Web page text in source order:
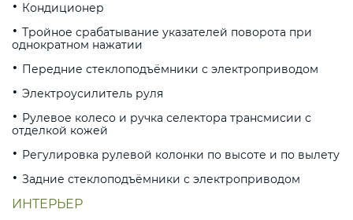
Кондиционер
Тройное срабатывание указателей поворота при
однократном нажатии
Передние стеклоподъёмники с электроприводом
Электроусилитель руля
Рулевое колесо и ручка селектора трансмисии с
отделкой кожей
Регулировка рулевой колонки по высоте и по вылету
Задние стеклоподъёмники с электроприводом
ИНТЕРЬЕР